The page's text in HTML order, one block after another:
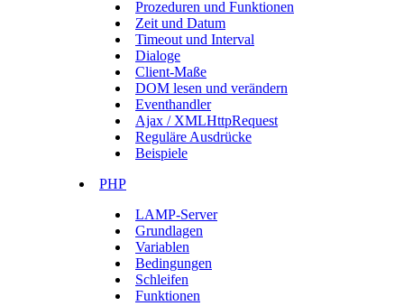
Prozeduren und Funktionen
Zeit und Datum
Timeout und Interval
Dialoge
Client-Maße
DOM lesen und verändern
Eventhandler
Ajax / XMLHttpRequest
Reguläre Ausdrücke
Beispiele
PHP
LAMP-Server
Grundlagen
Variablen
Bedingungen
Schleifen
Funktionen